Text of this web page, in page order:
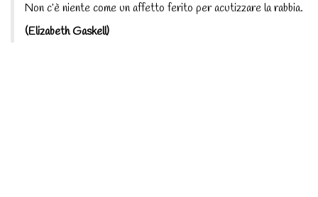
Non c’è niente come un affetto ferito per acutizzare la rabbia.
(Elizabeth Gaskell)